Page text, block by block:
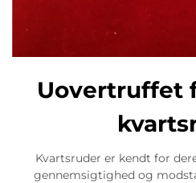
Uovertruffet
Kvartsruder er kendt for
gennemsigtighed og